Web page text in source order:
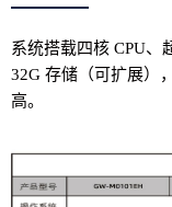
系统搭载四核 CPU、
32G 存储（可扩展）
高。